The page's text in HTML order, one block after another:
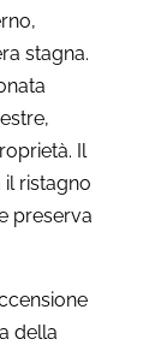
stagna.
Il
ristagno
preserva
della